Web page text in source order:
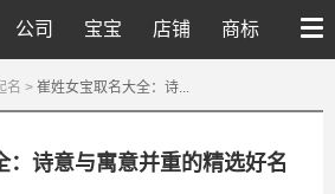
公司 宝宝 店铺 商标
名 > 崔姓女宝取名大全：诗...
：诗意与寓意并重的精选好名